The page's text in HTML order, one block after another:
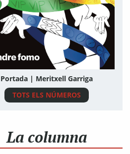
Portada | Meritxell Garriga
TOTS ELS NÚMEROS
La columna